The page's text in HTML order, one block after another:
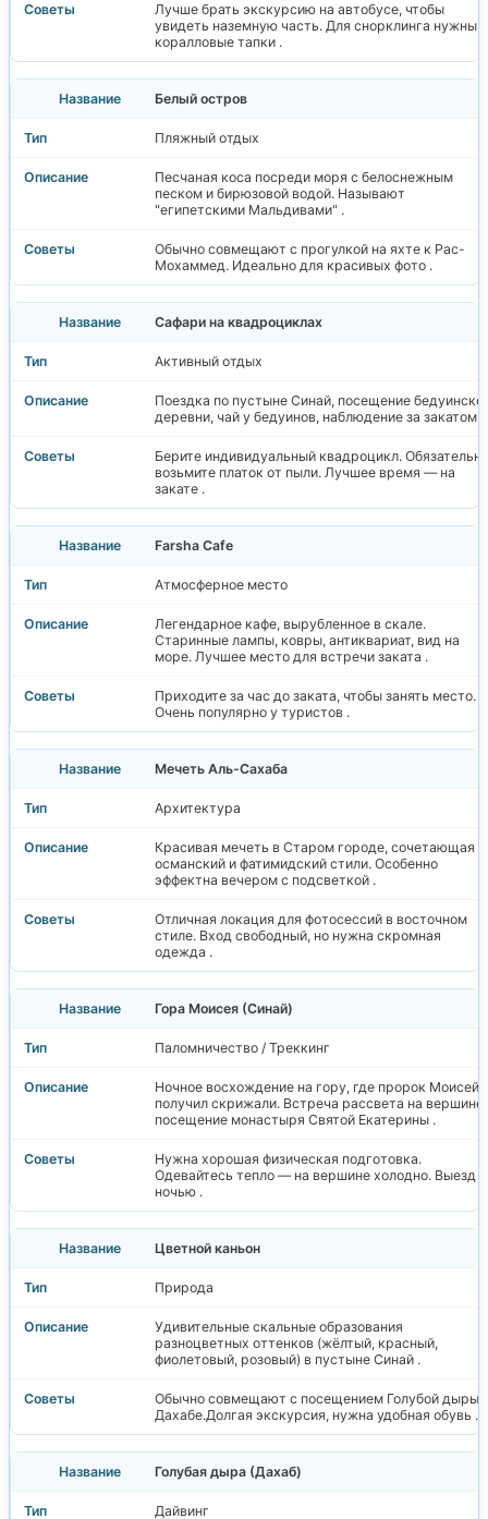
Лучше брать экскурсию на автобусе, чтобы
увидеть наземную часть. Для снорклинга нужны
коралловые тапки .
Белый остров
Пляжный отдых
Песчаная коса посреди моря с белоснежным
песком и бирюзовой водой. Называют
"египетскими Мальдивами" .
Обычно совмещают с прогулкой на яхте к Рас-
Мохаммед. Идеально для красивых фото .
Сафари на квадроциклах
Активный отдых
Поездка по пустыне Синай, посещение
деревни, чай у бедуинов, наблюдение за закатом .
Берите индивидуальный квадроцикл. Обязательно
возьмите платок от пыли. Лучшее время — на
закате .
Farsha Cafe
Атмосферное место
Легендарное кафе, вырубленное в скале.
Старинные лампы, ковры, антиквариат, вид на
море. Лучшее место для встречи заката .
Приходите за час до заката, чтобы занять место.
Очень популярно у туристов .
Мечеть Аль-Сахаба
Архитектура
Красивая мечеть в Старом городе, сочетающая
османский и фатимидский стили. Особенно
эффектна вечером с подсветкой .
Отличная локация для фотосессий в восточном
стиле. Вход свободный, но нужна скромная
одежда .
Гора Моисея (Синай)
Паломничество / Треккинг
Ночное восхождение на гору, где пророк Моисей
получил скрижали. Встреча рассвета на вершине,
посещение монастыря Святой Екатерины .
Нужна хорошая физическая подготовка.
Одевайтесь тепло — на вершине холодно. Выезд
ночью .
Цветной каньон
Природа
Удивительные скальные образования
разноцветных оттенков (жёлтый, красный,
фиолетовый, розовый) в пустыне Синай .
Обычно совмещают с посещением Голубой дыры
Дахабе.Долгая экскурсия, нужна удобная обувь .
Голубая дыра (Дахаб)
Дайвинг